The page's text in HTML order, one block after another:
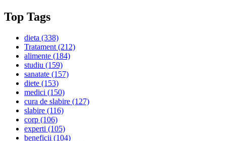
Top Tags
dieta (338)
Tratament(212)
alimente (184)
studiu (159)
sanatate (157)
diete (153)
medici (150)
cura de slabire (127)
slabire (116)
corp (106)
experti (105)
beneficii (104)